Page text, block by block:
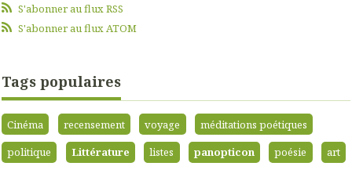
S'abonner au flux RSS
S'abonner au flux ATOM
Tags populaires
Cinéma recensement voyage
méditations poétiques
politique
Littérature listes panopticon poésie art